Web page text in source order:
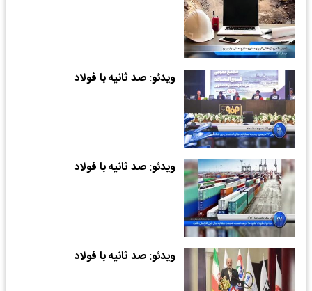
ویدئو: صد ثانیه با فولاد
ویدئو: صد ثانیه با فولاد
ویدئو: صد ثانیه با فولاد